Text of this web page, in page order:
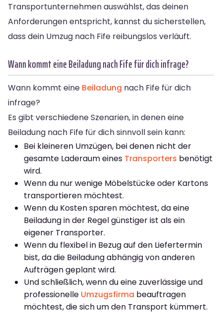
Transportunternehmen auswählst, das deinen
Anforderungen entspricht, kannst du sicherstellen,
dass dein Umzug nach Fife reibungslos verläuft.
Wann kommt eine Beiladung nach Fife für dich infrage?
Wann kommt eine Beiladung nach Fife für dich
infrage?
Es gibt verschiedene Szenarien, in denen eine
Beiladung nach Fife für dich sinnvoll sein kann:
Bei kleineren Umzügen, bei denen nicht der
gesamte Laderaum eines Transporters benötigt
wird.
Wenn du nur wenige Möbelstücke oder Kartons
transportieren möchtest.
Wenn du Kosten sparen möchtest, da eine
Beiladung in der Regel günstiger ist als ein
eigener Transporter.
Wenn du flexibel in Bezug auf den Liefertermin
bist, da die Beiladung abhängig von anderen
Aufträgen geplant wird.
Und schließlich, wenn du eine zuverlässige und
professionelle Umzugsfirma beauftragen
möchtest, die sich um den Transport kümmert.